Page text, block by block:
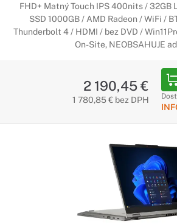
FHD+ Matný Touch IPS 400nits / 32GB
SSD 1000GB / AMD Radeon / WiFi /
Thunderbolt 4 / HDMI / bez DVD /
On-Site, NEOBSAHUJE
2 190,45 €
1 780,85 € bez DPH